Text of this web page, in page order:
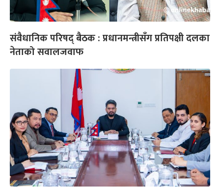
संवैधानिक परिषद् बैठक : प्रधानमन्त्रीसँग प्रतिपक्षी दलका
नेताको सवालजवाफ